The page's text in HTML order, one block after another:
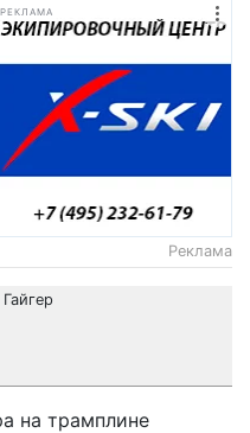
РЕКЛАМА
Реклама
на трамплине